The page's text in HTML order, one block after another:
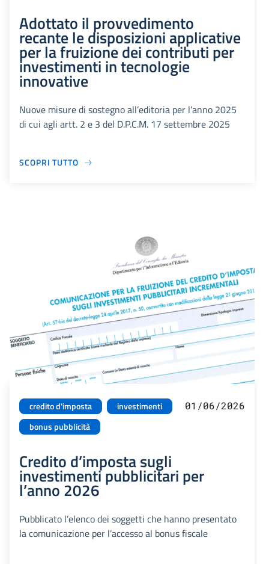
Adottato il provvedimento
recante le disposizioni applicative
per la fruizione dei contributi per
investimenti in tecnologie
innovative
Nuove misure di sostegno all’editoria per l’anno 2025
di cui agli artt. 2 e 3 del D.P.C.M. 17 settembre 2025
SCOPRI TUTTO
credito d'imposta
investimenti
bonus pubblicità
01/06/2026
Credito d’imposta sugli
investimenti pubblicitari per
l’anno 2026
Pubblicato l’elenco dei soggetti che hanno presentato
la comunicazione per l’accesso al bonus fiscale